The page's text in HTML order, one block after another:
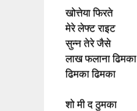
खोत्तेया फिरते
मेरे लेफ्ट राइट
सुन्न तेरे जैसे
लाख फलाना ढिमका
ढिमका ढिमका
शो मी द ठुमका